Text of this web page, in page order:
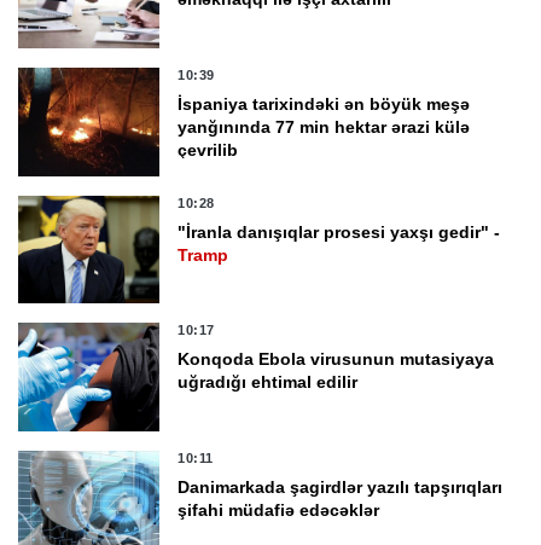
10:39
İspaniya tarixindəki ən böyük meşə
yanğınında 77 min hektar ərazi külə
çevrilib
10:28
"İranla danışıqlar prosesi yaxşı gedir" -
Tramp
10:17
Konqoda Ebola virusunun mutasiyaya
uğradığı ehtimal edilir
10:11
Danimarkada şagirdlər yazılı tapşırıqları
şifahi müdafiə edəcəklər